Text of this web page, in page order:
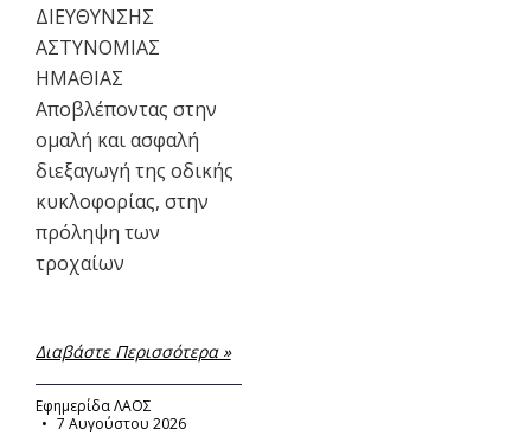
ΔΙΕΥΘΥΝΣΗΣ
ΑΣΤΥΝΟΜΙΑΣ
ΗΜΑΘΙΑΣ
Αποβλέποντας στην
ομαλή και ασφαλή
διεξαγωγή της οδικής
κυκλοφορίας, στην
πρόληψη των
τροχαίων
Διαβάστε Περισσότερα »
Εφημερίδα ΛΑΟΣ
7 Αυγούστου 2026